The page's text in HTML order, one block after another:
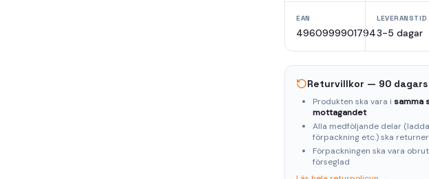
EAN
4960999901794
LEVERANSTID
3-5 dagar
Returvillkor — 90
Produkten ska vara i samma
mottagandet
Alla medföljande delar
förpackning etc.) ska
Förpackningen ska vara
förseglad